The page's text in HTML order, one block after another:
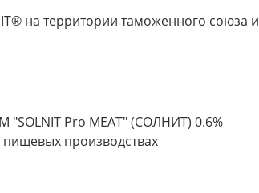
на территории таможенного союза и
"SOLNIT Pro MEAT" (СОЛНИТ) 0.6%
производствах